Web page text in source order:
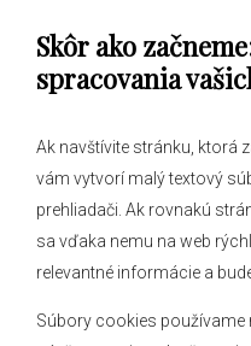
Skôr ako
spracovania
Ak navštívite stránku, ktorá
vám vytvorí malý textový
prehliadači. Ak rovnakú
sa vďaka nemu na web
relevantné informácie a
Súbory cookies
Obecný úrad
O obci
Hlásenia obecného